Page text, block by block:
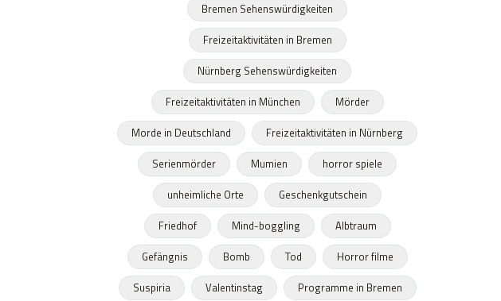
Bremen Sehenswürdigkeiten
Freizeitaktivitäten in Bremen
Nürnberg Sehenswürdigkeiten
Freizeitaktivitäten in München
Mörder
Morde in Deutschland
Freizeitaktivitäten in Nürnberg
Serienmörder
Mumien
horror spiele
unheimliche Orte
Geschenkgutschein
Friedhof
Mind-boggling
Albtraum
Gefängnis
Bomb Tod
Horror filme
Suspiria
Valentinstag
Programme in Bremen